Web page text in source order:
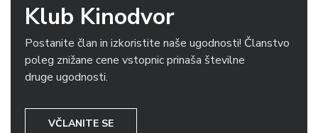
Klub Kinodvor
Postanite član in izkoristite naše ugodnosti! Članstvo
poleg znižane cene vstopnic prinaša številne
druge ugodnosti.
VČLANITE SE